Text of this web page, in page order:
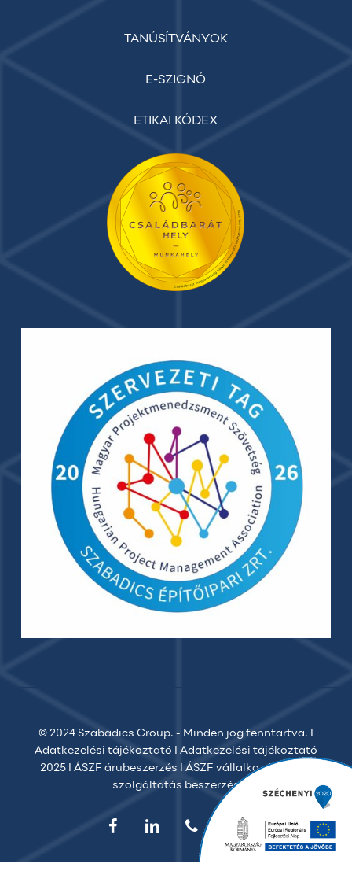
TANÚSÍTVÁNYOK
E-SZIGNÓ
ETIKAI KÓDEX
© 2024 Szabadics Group. - Minden jog fenntartva. I
Adatkezelési tájékoztató
Adatkezelési tájékoztató
2025I ÁSZF árubeszerzés ÁSZF vállalkozói
szolgáltatás beszerzés
facebooklinkedinphone email